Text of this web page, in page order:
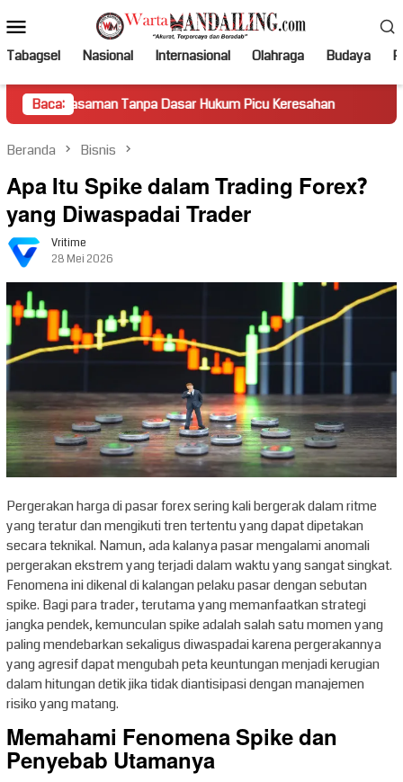
ke
kontenMobile
Tabagsel Nasional Internasional Olahraga Budaya
Baca:
Tanpa Dasar Hukum Picu Keresahan Truk Miring
Beranda Bisnis
Apa Itu Spike dalam Trading Forex?
yang Diwaspadai Trader
Vritime
28 Mei 2026
Pergerakan harga di pasar forex sering kali bergerak dalam ritme
yang teratur dan mengikuti tren tertentu yang dapat dipetakan
secara teknikal. Namun, ada kalanya pasar mengalami anomali
pergerakan ekstrem yang terjadi dalam waktu yang sangat singkat.
Fenomena ini dikenal di kalangan pelaku pasar dengan sebutan
spike. Bagi para trader, terutama yang memanfaatkan strategi
jangka pendek, kemunculan spike adalah salah satu momen yang
paling mendebarkan sekaligus diwaspadai karena pergerakannya
yang agresif dapat mengubah peta keuntungan menjadi kerugian
dalam hitungan detik jika tidak diantisipasi dengan manajemen
risiko yang matang.
Memahami Fenomena Spike dan
Penyebab Utamanya